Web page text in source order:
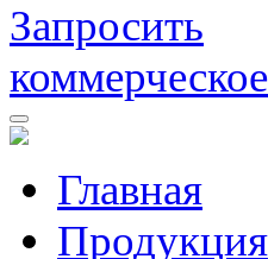
Запросить
Главная
Продукция